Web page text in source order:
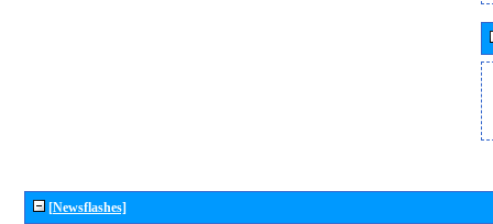
[Newsflashes]